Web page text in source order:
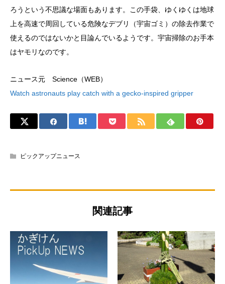
ろうという不思議な場面もあります。この手袋、ゆくゆくは地球
上を高速で周回している危険なデブリ（宇宙ゴミ）の除去作業で
使えるのではないかと目論んでいるようです。宇宙掃除のお手本
はヤモリなのです。
ニュース元 Science（WEB）
Watch astronauts play catch with a gecko-inspired gripper
ピックアップニュース
関連記事